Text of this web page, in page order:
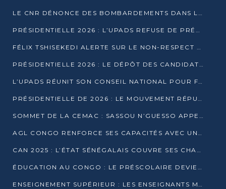
LE CNR DÉNONCE DES BOMBARDEMENTS DANS LE POOL ET ACCUSE LE GOUVERNEMENT
PRÉSIDENTIELLE 2026 : L’UPADS REFUSE DE PRÉSENTER UN CANDIDAT ET DÉNONCE UN PROCESSUS NON CRÉDIBLE
FÉLIX TSHISEKEDI ALERTE SUR LE NON-RESPECT DES ENGAGEMENTS DE PAIX APRÈS SA RENCONTRE AVEC D. SASSOU-NGUESSO
PRÉSIDENTIELLE 2026 : LE DÉPÔT DES CANDIDATURES OUVERT DU 29 JANVIER AU 12 FÉVRIER
L’UPADS RÉUNIT SON CONSEIL NATIONAL POUR FIXER SA LIGNE POLITIQUE À DEUX MOIS DE LA PRÉSIDENTIELLE
PRÉSIDENTIELLE DE 2026 : LE MOUVEMENT RÉPUBLICAIN DÉNONCE UNE CONVOCATION ÉLECTORALE « OPAQUE ET PRÉCIPITÉE »
SOMMET DE LA CEMAC : SASSOU N’GUESSO APPELLE À LA VIGILANCE FACE AUX RISQUES ÉCONOMIQUES
AGL CONGO RENFORCE SES CAPACITÉS AVEC UNE GRUE DE 250 TONNES
CAN 2025 : L’ÉTAT SÉNÉGALAIS COUVRE SES CHAMPIONS D’AFRIQUE DE RÉCOMPENSES EXCEPTIONNELLES
ÉDUCATION AU CONGO : LE PRÉSCOLAIRE DEVIENT OBLIGATOIRE, LE BTS CONSACRÉ DIPLÔME D’ÉTAT
ENSEIGNEMENT SUPÉRIEUR : LES ENSEIGNANTS MAINTIENNENT LA GRÈVE ET EXIGENT UN ACCORD ÉCRIT AVEC L’ÉTAT